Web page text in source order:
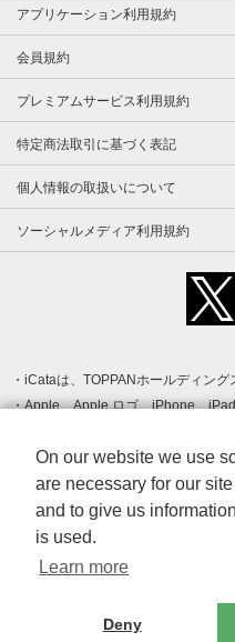
アプリケーション利用規約
会員規約
プレミアムサービス利用規約
特定商法取引に基づく表記
個人情報の取扱いについて
ソーシャルメディア利用規約
iCataは、TOPPANホールディング
Apple、Apple ロゴ、iPhone、
登録された Apple Inc. の商標です
クです。
Android、Google Play および
す。
Windows は Microsoft Inc.の米国
標です。
Adobe、Adobe Reader、Adobe
その他、記載されている会社名
On our website we use
are necessary for our
and to give us
is used.
Learn more
Deny